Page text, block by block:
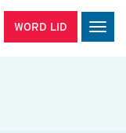
WORD LID